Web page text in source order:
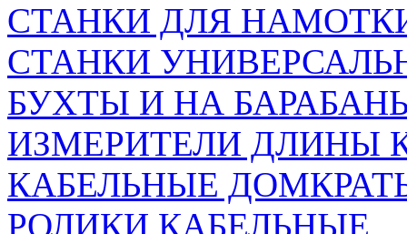
СТАНКИ ДЛЯ
СТАНКИ
БУХТЫ И НА
ИЗМЕРИТЕЛИ ДЛИНЫ
КАБЕЛЬНЫЕ
РОЛИКИ КАБЕЛЬНЫЕ